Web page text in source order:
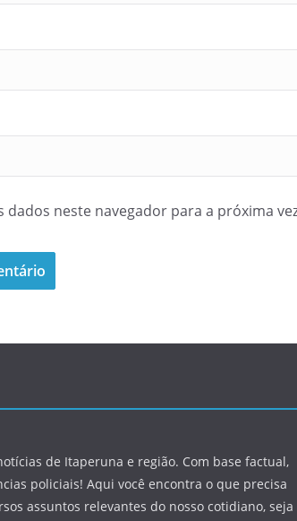
dados neste navegador para a próxima
de Itaperuna e região. Com base factual,
policiais! Aqui você encontra o que precisa
assuntos relevantes do nosso cotidiano, seja